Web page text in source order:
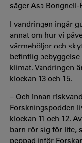
säger Åsa Bongnell-
I vandringen ingår
annat om hur vi
värmeböljor och
befintlig
klimat. Vandringen
klockan 13 och 15.
– Och innan
Forskningspodden
klockan 11 och 12.
barn rör sig för lite,
peppad inför